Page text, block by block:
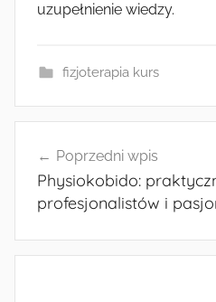
uzupełnienie wiedzy.
fizjoterapia kurs
wpisuPoprzedni wpis
Physiokobido:
profesjonalistów i